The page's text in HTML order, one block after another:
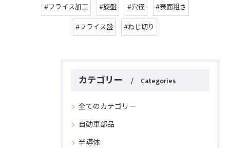
#フライス加工
#旋盤 #穴径
#表面粗さ
#フライス盤
#ねじ切り
カテゴリー Categories
全てのカテゴリー
自動車部品
半導体